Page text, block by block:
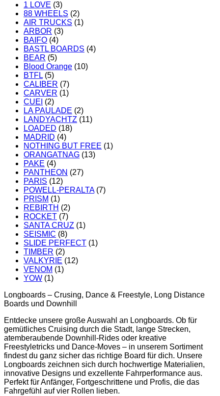
1 LOVE (3)
88 WHEELS (2)
AIR TRUCKS (1)
ARBOR (3)
BAIFO (4)
BASTL BOARDS (4)
BEAR (5)
Blood Orange (10)
BTFL (5)
CALIBER (7)
CARVER (1)
CUEI (2)
LA PAULADE (2)
LANDYACHTZ (11)
LOADED (18)
MADRID (4)
NOTHING BUT FREE (1)
ORANGATNAG (13)
PAKE (4)
PANTHEON (27)
PARIS (12)
POWELL-PERALTA (7)
PRISM (1)
REBIRTH (2)
ROCKET (7)
SANTA CRUZ (1)
SEISMIC (8)
SLIDE PERFECT (1)
TIMBER (2)
VALKYRIE (12)
VENOM (1)
YOW (1)
Longboards – Crusing, Dance & Freestyle, Long Distance
Boards und Downhill
Entdecke unsere große Auswahl an Longboards. Ob für
gemütliches Cruising durch die Stadt, lange Strecken,
atemberaubende Downhill-Rides oder kreative
Freestyletricks und Dance-Moves – in unserem Sortiment
findest du ganz sicher das richtige Board für dich. Unsere
Longboards zeichnen sich durch hochwertige Materialien,
innovative Designs und exzellente Fahrperformance aus.
Perfekt für Anfänger, Fortgeschrittene und Profis, die das
Fahrgefühl auf vier Rollen lieben.